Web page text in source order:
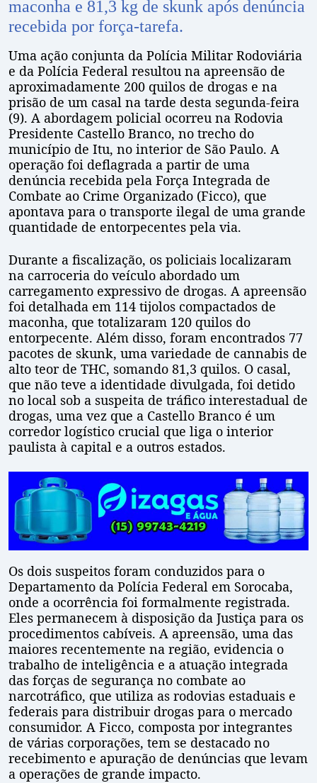
maconha e 81,3 kg de skunk após denúncia
recebida por força-tarefa.
Uma ação conjunta da Polícia Militar Rodoviária
e da Polícia Federal resultou na apreensão de
aproximadamente 200 quilos de drogas e na
prisão de um casal na tarde desta segunda-feira
(9). A abordagem policial ocorreu na Rodovia
Presidente Castello Branco, no trecho do
município de Itu, no interior de São Paulo. A
operação foi deflagrada a partir de uma
denúncia recebida pela Força Integrada de
Combate ao Crime Organizado (Ficco), que
apontava para o transporte ilegal de uma grande
quantidade de entorpecentes pela via.
Durante a fiscalização, os policiais localizaram
na carroceria do veículo abordado um
carregamento expressivo de drogas. A apreensão
foi detalhada em 114 tijolos compactados de
maconha, que totalizaram 120 quilos do
entorpecente. Além disso, foram encontrados 77
pacotes de skunk, uma variedade de cannabis de
alto teor de THC, somando 81,3 quilos. O casal,
que não teve a identidade divulgada, foi detido
no local sob a suspeita de tráfico interestadual de
drogas, uma vez que a Castello Branco é um
corredor logístico crucial que liga o interior
paulista à capital e a outros estados.
Os dois suspeitos foram conduzidos para o
Departamento da Polícia Federal em Sorocaba,
onde a ocorrência foi formalmente registrada.
Eles permanecem à disposição da Justiça para os
procedimentos cabíveis. A apreensão, uma das
maiores recentemente na região, evidencia o
trabalho de inteligência e a atuação integrada
das forças de segurança no combate ao
narcotráfico, que utiliza as rodovias estaduais e
federais para distribuir drogas para o mercado
consumidor. A Ficco, composta por integrantes
de várias corporações, tem se destacado no
recebimento e apuração de denúncias que levam
a operações de grande impacto.